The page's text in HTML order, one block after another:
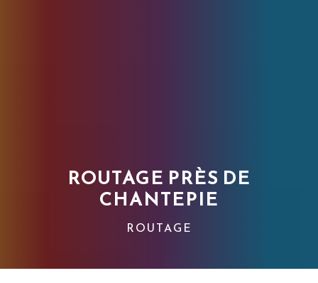
ROUTAGE PRÈS DE
CHANTEPIE
ROUTAGE